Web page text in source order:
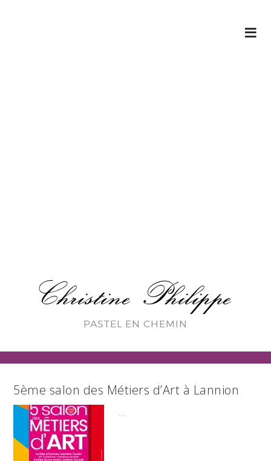
Christine Philippe
PASTEL EN CHEMIN
5ème salon des Métiers d’Art à Lannion
…